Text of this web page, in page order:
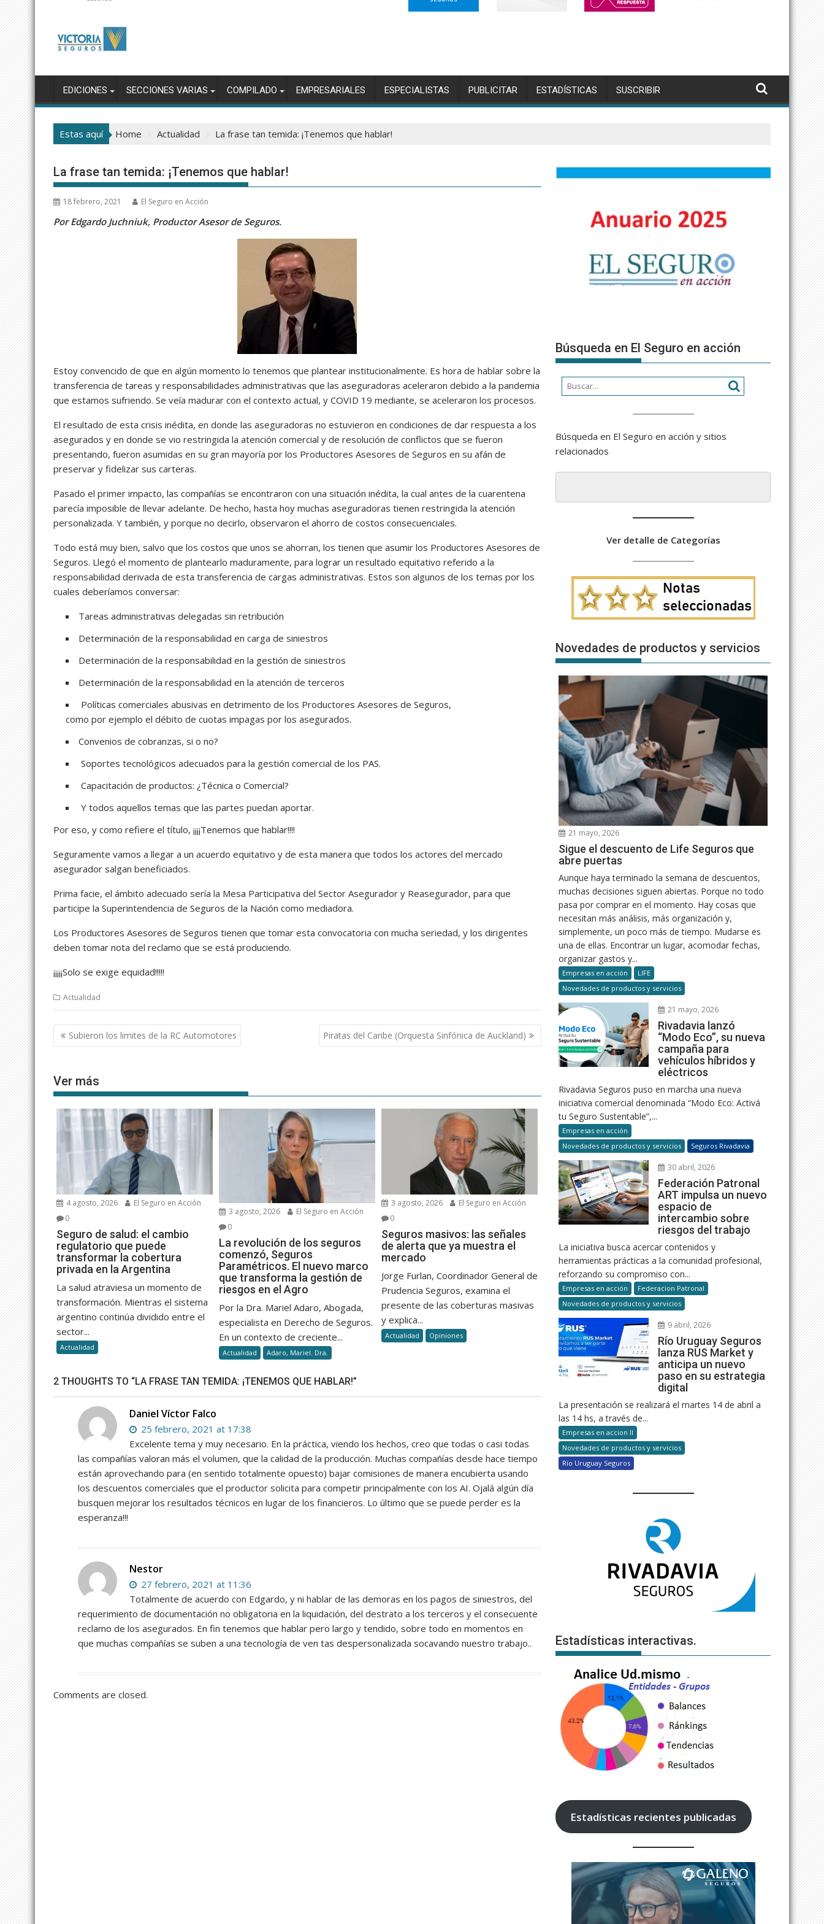
EDICIONES SECCIONES VARIAS COMPILADO EMPRESARIALES ESPECIALISTAS PUBLICITAR ESTADÍSTICAS SUSCRIBIR
Estas aquí Home Actualidad La frase tan temida: ¡Tenemos que hablar!
La frase tan temida: ¡Tenemos que hablar!
18 febrero, 2021 El Seguro en Acción
Por Edgardo Juchniuk, Productor Asesor de Seguros.
Estoy convencido de que en algún momento lo tenemos que plantear institucionalmente. Es hora de hablar sobre la
transferencia de tareas y responsabilidades administrativas que las aseguradoras aceleraron debido a la pandemia
que estamos sufriendo. Se veía madurar con el contexto actual, y COVID 19 mediante, se aceleraron los procesos.
El resultado de esta crisis inédita, en donde las aseguradoras no estuvieron en condiciones de dar respuesta a los
asegurados y en donde se vio restringida la atención comercial y de resolución de conflictos que se fueron
presentando, fueron asumidas en su gran mayoría por los Productores Asesores de Seguros en su afán de
preservar y fidelizar sus carteras.
Pasado el primer impacto, las compañías se encontraron con una situación inédita, la cual antes de la cuarentena
parecía imposible de llevar adelante. De hecho, hasta hoy muchas aseguradoras tienen restringida la atención
personalizada. Y también, y porque no decirlo, observaron el ahorro de costos consecuenciales.
Todo está muy bien, salvo que los costos que unos se ahorran, los tienen que asumir los Productores Asesores de
Seguros. Llegó el momento de plantearlo maduramente, para lograr un resultado equitativo referido a la
responsabilidad derivada de esta transferencia de cargas administrativas. Estos son algunos de los temas por los
cuales deberíamos conversar:
Tareas administrativas delegadas sin retribución
Determinación de la responsabilidad en carga de siniestros
Determinación de la responsabilidad en la gestión de siniestros
Determinación de la responsabilidad en la atención de terceros
Políticas comerciales abusivas en detrimento de los Productores Asesores de Seguros,
como por ejemplo el débito de cuotas impagas por los asegurados.
Convenios de cobranzas, si o no?
Soportes tecnológicos adecuados para la gestión comercial de los PAS.
Capacitación de productos: ¿Técnica o Comercial?
Y todos aquellos temas que las partes puedan aportar.
Por eso, y como refiere el título, ¡¡¡¡Tenemos que hablar!!!!
Seguramente vamos a llegar a un acuerdo equitativo y de esta manera que todos los actores del mercado
asegurador salgan beneficiados.
Prima facie, el ámbito adecuado sería la Mesa Participativa del Sector Asegurador y Reasegurador, para que
participe la Superintendencia de Seguros de la Nación como mediadora.
Los Productores Asesores de Seguros tienen que tomar esta convocatoria con mucha seriedad, y los dirigentes
deben tomar nota del reclamo que se está produciendo.
¡¡¡¡¡Solo se exige equidad!!!!!
Actualidad
Navegación
de
Subieron los limites de la RC Automotores Piratas del Caribe (Orquesta Sinfónica de Auckland)
Ver más
4 agosto, 2026
El Seguro en Acción
0
Seguro de salud: el cambio
regulatorio que puede
transformar la cobertura
privada en la Argentina
La salud atraviesa un momento de
transformación. Mientras el sistema
argentino continúa dividido entre el
sector...
Actualidad
3 agosto, 2026
El Seguro en Acción
0
La revolución de los seguros
comenzó, Seguros
Paramétricos. El nuevo marco
que transforma la gestión de
riesgos en el Agro
Por la Dra. Mariel Adaro, Abogada,
especialista en Derecho de Seguros.
En un contexto de creciente...
Actualidad Adaro, Mariel. Dra.
3 agosto, 2026
El Seguro en Acción
0
Seguros masivos: las señales
de alerta que ya muestra el
mercado
Jorge Furlan, Coordinador General de
Prudencia Seguros, examina el
presente de las coberturas masivas
y explica...
Actualidad Opiniones
2 THOUGHTS TO “LA FRASE TAN TEMIDA: ¡TENEMOS QUE HABLAR!”
Daniel Víctor Falco
25 febrero, 2021 at 17:38
Excelente tema y muy necesario. En la práctica, viendo los hechos, creo que todas o casi todas
las compañías valoran más el volumen, que la calidad de la producción. Muchas compañías desde hace tiempo
están aprovechando para (en sentido totalmente opuesto) bajar comisiones de manera encubierta usando
los descuentos comerciales que el productor solicita para competir principalmente con los AI. Ojalá algún día
busquen mejorar los resultados técnicos en lugar de los financieros. Lo último que se puede perder es la
esperanza!!!
Nestor
27 febrero, 2021 at 11:36
Totalmente de acuerdo con Edgardo, y ni hablar de las demoras en los pagos de siniestros, del
requerimiento de documentación no obligatoria en la liquidación, del destrato a los terceros y el consecuente
reclamo de los asegurados. En fin tenemos que hablar pero largo y tendido, sobre todo en momentos en
que muchas compañías se suben a una tecnología de ven tas despersonalizada socavando nuestro trabajo..
Comments are closed.
Búsqueda en El Seguro en acción
Búsqueda en El Seguro en acción y sitios
relacionados
Ver detalle de Categorías
Novedades de productos y servicios
21 mayo, 2026
Sigue el descuento de Life Seguros que
abre puertas
Aunque haya terminado la semana de descuentos,
muchas decisiones siguen abiertas. Porque no todo
pasa por comprar en el momento. Hay cosas que
necesitan más análisis, más organización y,
simplemente, un poco más de tiempo. Mudarse es
una de ellas. Encontrar un lugar, acomodar fechas,
organizar gastos y...
Empresas en acción
LIFE
Novedades de productos y servicios
21 mayo, 2026
Rivadavia lanzó
“Modo Eco”, su nueva
campaña para
vehículos híbridos y
eléctricos
Rivadavia Seguros puso en marcha una nueva
iniciativa comercial denominada “Modo Eco: Activá
tu Seguro Sustentable”,...
Empresas en acción
Novedades de productos y servicios
Seguros Rivadavia
30 abril, 2026
Federación Patronal
ART impulsa un nuevo
espacio de
intercambio sobre
riesgos del trabajo
La iniciativa busca acercar contenidos y
herramientas prácticas a la comunidad profesional,
reforzando su compromiso con...
Empresas en acción
Federacion Patronal
Novedades de productos y servicios
9 abril, 2026
Río Uruguay Seguros
lanza RUS Market y
anticipa un nuevo
paso en su estrategia
digital
La presentación se realizará el martes 14 de abril a
las 14 hs, a través de...
Empresas en accion II
Novedades de productos y servicios
Río Uruguay Seguros
Estadísticas interactivas.
Estadísticas recientes publicadas